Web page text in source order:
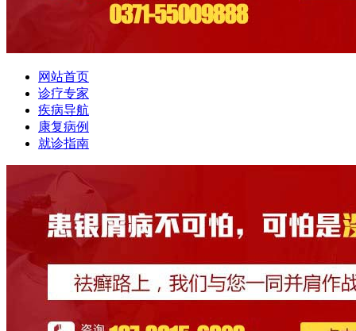
网站首页
诊疗专家
疾病导航
康复病例
就诊指南